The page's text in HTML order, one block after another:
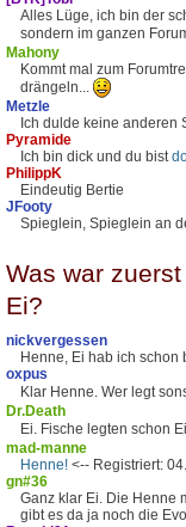
Alles Lüge, ich bin der
sondern im ganzen
Mahony
Kommt mal zum
drängeln...
Metzle
Ich dulde keine anderen
Pyramide
Ich bin dick und du bist
PhilippK
Eindeutig Bertie
JFooty
Spieglein, Spieglein an
Was war
Ei?
nickvergessen
Henne, Ei hab ich schon
oxpus
Klar Henne. Wer legt
Dr.Death
Ei. Fische legten schon
mad-manne
Henne! <-- Registriert:
gn#36
Ganz klar Ei. Die Henne
gibt es da ja noch die